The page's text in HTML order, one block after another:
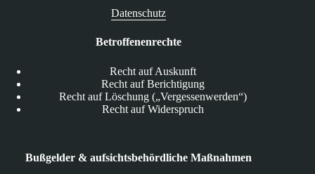
Datenschutz
Betroffenenrechte
Recht auf Auskunft
Recht auf Berichtigung
Recht auf Löschung („Vergessenwerden“)
Recht auf Widerspruch
Bußgelder & aufsichtsbehördliche Maßnahmen